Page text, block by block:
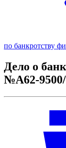
по банкротству
Дело о
№А62-9500/